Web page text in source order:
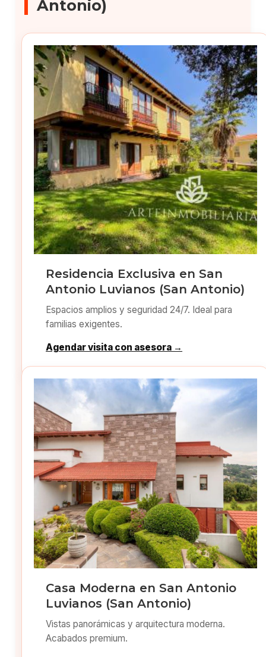
Antonio)
Residencia Exclusiva en San
Antonio Luvianos (San Antonio)
Espacios amplios y seguridad 24/7. Ideal para
familias exigentes.
Agendar visita con asesora →
Casa Moderna en San Antonio
Luvianos (San Antonio)
Vistas panorámicas y arquitectura moderna.
Acabados premium.